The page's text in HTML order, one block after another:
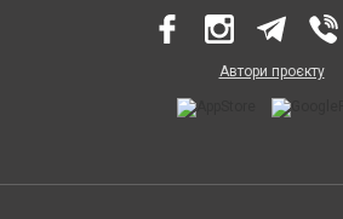
Автори проєкту